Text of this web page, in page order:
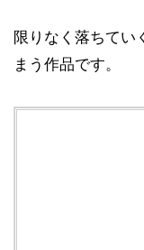
限りなく落ちてい
まう作品です。